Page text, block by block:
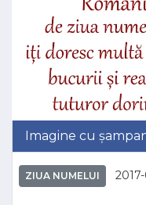
Imagine cu
ZIUA NUMELUI